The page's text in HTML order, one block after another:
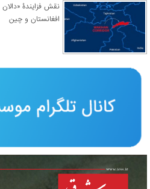
نقش فزایندۀ
افغانستان و چین